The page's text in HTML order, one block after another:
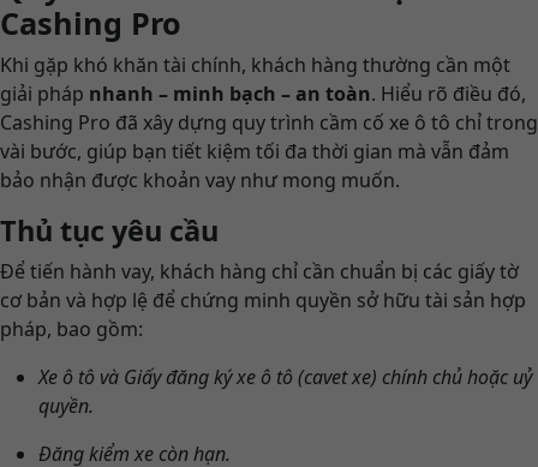
Cashing Pro
Khi gặp khó khăn tài chính, khách hàng thường cần một
giải pháp nhanh – minh bạch – an toàn. Hiểu rõ điều đó,
Cashing Pro đã xây dựng quy trình cầm cố xe ô tô chỉ trong
vài bước, giúp bạn tiết kiệm tối đa thời gian mà vẫn đảm
bảo nhận được khoản vay như mong muốn.
Thủ tục yêu cầu
Để tiến hành vay, khách hàng chỉ cần chuẩn bị các giấy tờ
cơ bản và hợp lệ để chứng minh quyền sở hữu tài sản hợp
pháp, bao gồm:
Xe ô tô và Giấy đăng ký xe ô tô (cavet xe) chính chủ hoặc uỷ
quyền.
Đăng kiểm xe còn hạn.